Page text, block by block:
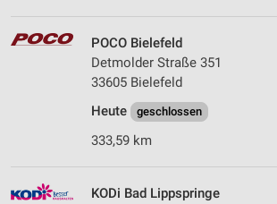
POCO Bielefeld
Detmolder Straße 351
33605 Bielefeld
Heute
geschlossen
333,59 km
KODi Bad Lippspringe